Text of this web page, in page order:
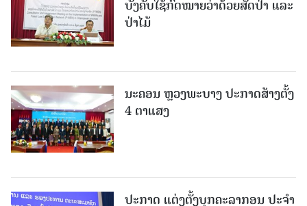
ບັງຄັບໃຊ້ກົດໝາຍວ່າດ້ວຍສັດປ່າ ແລະ
ປ່າໄມ້
ນະຄອນ ຫຼວງພະບາງ ປະ​ກາດ​ສ້າງ​ຕັ້ງ
4 ຕາແສງ
ປະກາດ ແຕ່ງຕັ້ງບຸກຄະລາກອນ ປະຈໍາ